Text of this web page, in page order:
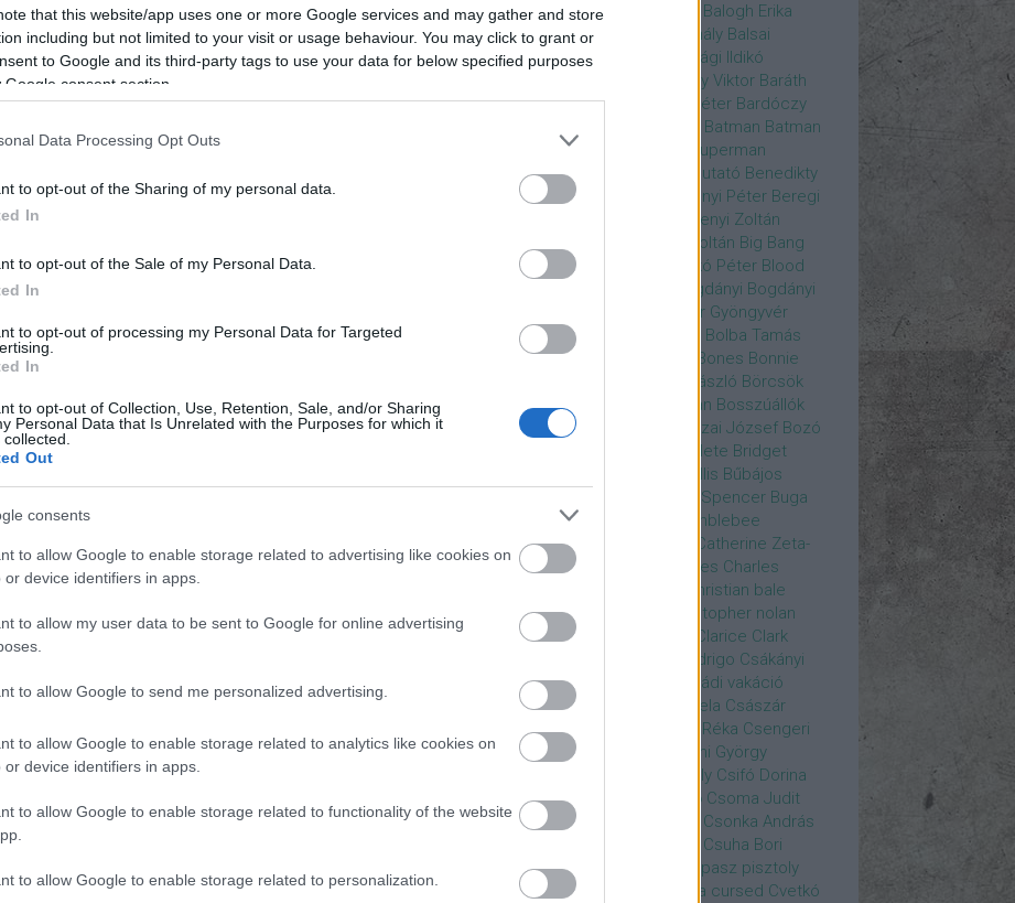
that this website/app uses one or more Google services and may gather and store
including but not limited to your visit or usage behaviour. You may click to grant or
to Google and its third-party tags to use your data for below specified purposes
Google consent section.
Data Processing Opt Outs
to opt-out of the Sharing of my personal data.
In
to opt-out of the Sale of my Personal Data.
In
to opt-out of processing my Personal Data for Targeted
In
to opt-out of Collection, Use, Retention, Sale, and/or Sharing
Personal Data that Is Unrelated with the Purposes for which it
Out
consents
to allow Google to enable storage related to advertising like cookies on
or device identifiers in apps.
to allow my user data to be sent to Google for online advertising
to allow Google to send me personalized advertising.
to allow Google to enable storage related to analytics like cookies on
or device identifiers in apps.
to allow Google to enable storage related to functionality of the website
to allow Google to enable storage related to personalization.
Baldurs Gate 3
Balogh Erika
Balogh Mix Stúdió
Balog Mihály Balsai
Mónika Bánfalvi Eszter
Bánsági Ildikó
Baradlay Viktor Baráth
István Barát Attia Barbinek Péter Bardóczy
Batman Batman
Superman ellen
Batman v Superman
Beetlejuice
bemutató Benedikty
Marcell
Benkő Péter Bercsényi Péter Beregi
Berzsenyi Zoltán
Bezerédi Zoltán Big Bang
Media Kft.
Blake Lively Blaskó Péter Blood
Bogdányi Bogdányi
Bognár Gyöngyvér
Bognár Tamás
Bolba Tamás
Boldog Gábor
Bones Bonnie
Borbély László Börcsök
Enikő Boros Zoltán Bor Zoltán Bosszúállók
Botár Endre
Bozai József Bozó
Brian élete Bridget
Bruce Willis Bűbájos
Bud Spencer Buga
bukott birodalom
Bumblebee
Cameron Diaz
Catherine Zeta-
Jones CD Projekt Red Charles Charles
christian bale
Christopher Eccleston
christopher nolan
Chris Hemsworth
Clarice Clark
Crespo Rodrigo Csákányi
Eszter Csákányi László
Családi vakáció
Csankó Zoltán
Császár Angela Császár
Róbert Cseke Péter Csellár Réka Csengeri
Attila
Csere Ágnes
Cserhalmi György
Csiby Gergely Csifó Dorina
Csillagok Háborúja
Csodanő Csoma Judit
Csomós Mari
Csonka András
Csuha Bori
Csuha Lajos
Csupasz pisztoly
Csurka László
Csűrös Karola cursed Cvetkó